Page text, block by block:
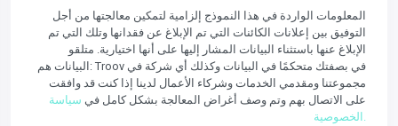
المعلومات الواردة في هذا النموذج إلزامية لتمكين معالجتها من أجل
التوفيق بين إعلانات الكائنات التي تم الإبلاغ عن فقدانها وتلك التي تم
الإبلاغ عنها باستثناء البيانات المشار إليها على أنها اختيارية. متلقو
البيانات هم: Troov في بصفتك متحكمًا في البيانات وكذلك أي شركة في
مجموعتنا ومقدمي الخدمات وشركاء الأعمال لدينا إذا كنت قد وافقت
على الاتصال بهم وتم وصف أغراض المعالجة بشكل كامل في سياسة
الخصوصية.